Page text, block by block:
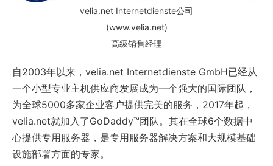
velia.net Internetdienste公司
(www.velia.net)
高级销售经理
自2003年以来，velia.net Internetdienste GmbH已经从
一个小型专业主机供应商发展成为一个强大的国际团队，
为全球5000多家企业客户提供完美的服务，2017年起，
velia.net就加入了GoDaddy™团队。其在全球6个数据中
心提供专用服务器，是专用服务器解决方案和大规模基础
设施部署方面的专家。